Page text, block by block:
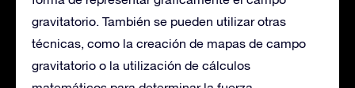
gravitatorio. También se pueden utilizar otras
técnicas, como la creación de mapas de campo
gravitatorio o la utilización de cálculos